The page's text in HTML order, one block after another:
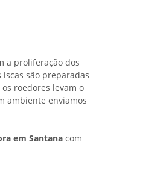
a proliferação dos
são preparadas
roedores levam o
ambiente enviamos
em Santana com